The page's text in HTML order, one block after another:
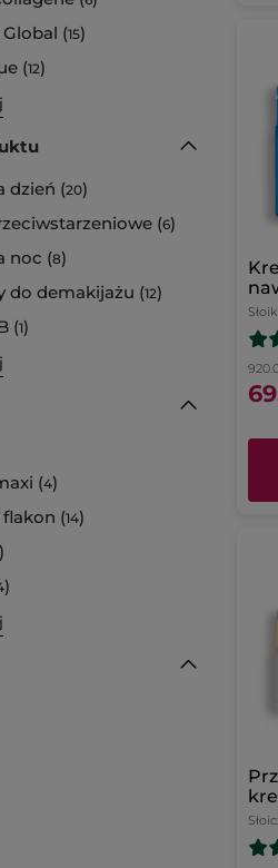
(15)
(12)
dzień (20)
(6)
noc (8)
do demakijażu (12)
(1)
(4)
(14)
)
)
na
Słoik